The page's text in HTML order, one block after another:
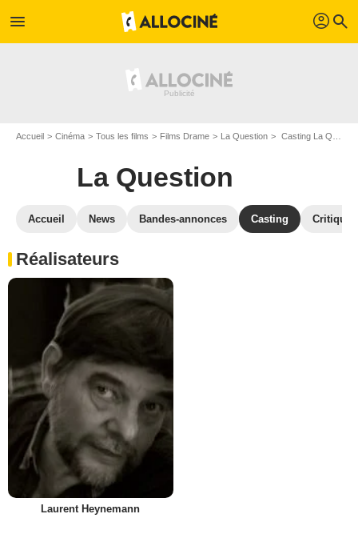
menu profil search
Accueil Cinéma Tous les films Films Drame La Question Casting La Question
La Question
Accueil News Bandes-annonces Casting
Réalisateurs
Laurent Heynemann